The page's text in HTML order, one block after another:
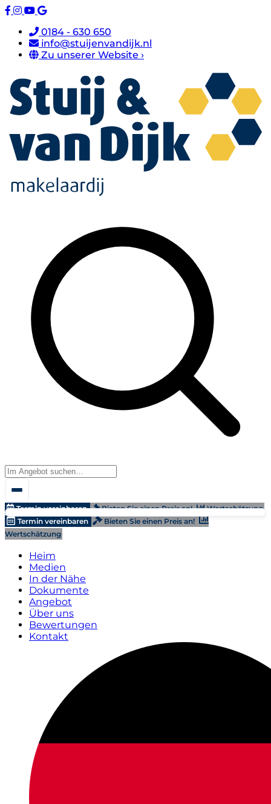
0184 - 630 650
info@stuijenvandijk.nl
Zu unserer Website ›
Termin vereinbaren Bieten Sie einen Preis an!
Wertschätzung
Termin vereinbaren
Bieten Sie einen Preis an!
Wertschätzung
Heim
Medien
In der Nähe
Dokumente
Angebot
Über uns
Bewertungen
Kontakt